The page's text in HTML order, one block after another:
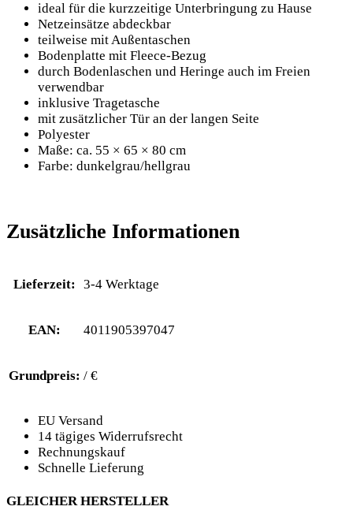
ideal für die kurzzeitige Unterbringung zu Hause
Netzeinsätze abdeckbar
teilweise mit Außentaschen
Bodenplatte mit Fleece-Bezug
durch Bodenlaschen und Heringe auch im Freien
verwendbar
inklusive Tragetasche
mit zusätzlicher Tür an der langen Seite
Polyester
Maße: ca. 55 × 65 × 80 cm
Farbe: dunkelgrau/hellgrau
Zusätzliche Informationen
Lieferzeit: 3-4 Werktage
EAN: 4011905397047
Grundpreis: / €
EU Versand
14 tägiges Widerrufsrecht
Rechnungskauf
Schnelle Lieferung
GLEICHER HERSTELLER